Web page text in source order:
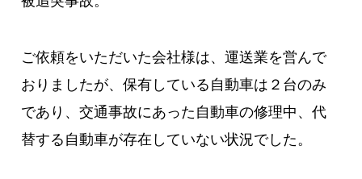
ご依頼をいただいた会社様は、運送業を営んで
おりましたが、保有している自動車は２台のみ
であり、交通事故にあった自動車の修理中、代
替する自動車が存在していない状況でした。